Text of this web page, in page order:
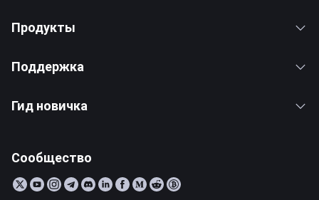
Продукты
Поддержка
Гид новичка
Сообщество